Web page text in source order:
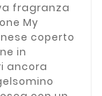
fragranza
My
coperto
in
ancora